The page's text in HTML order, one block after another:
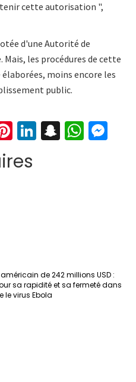
cette autorisation ",
d'une Autorité de
les procédures de cette
moins encore les
public.
st
Pi
er
Li S W
de 242 millions USD :
sa rapidité et sa fermeté dans
le virus Ebola